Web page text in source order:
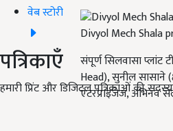
वेब स्टोरी
पत्रिकाएँ
हमारी प्रिंट और डिजिटल पत्रिकाओं की
Divyol Mech Shala
संपूर्ण सिलवासा प्लांट
Head), सुनील सासाने
एंटरप्राइजेज, अभिनव